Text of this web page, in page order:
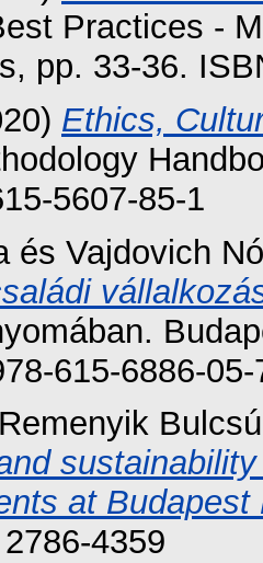
Practices -
pp. 33-36.
Ethics,
5607-85-1
és Vajdovich
615-6886-05-
Remenyik Bulcsú
at
4359